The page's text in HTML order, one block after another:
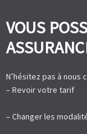
VOUS
N’hésitez pas à nous
– Revoir votre tarif
– Changer les